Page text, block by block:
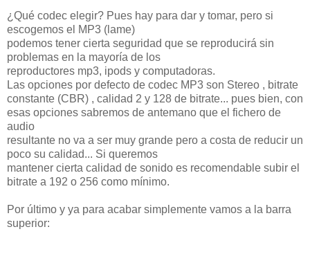
¿Qué codec elegir? Pues hay para dar y tomar, pero si
escogemos el MP3 (lame)
podemos tener cierta seguridad que se reproducirá sin
problemas en la mayoría de los
reproductores mp3, ipods y computadoras.
Las opciones por defecto de codec MP3 son Stereo , bitrate
constante (CBR) , calidad 2 y 128 de bitrate... pues bien, con
esas opciones sabremos de antemano que el fichero de
audio
resultante no va a ser muy grande pero a costa de reducir un
poco su calidad... Si queremos
mantener cierta calidad de sonido es recomendable subir el
bitrate a 192 o 256 como mínimo.
Por último y ya para acabar simplemente vamos a la barra
superior: